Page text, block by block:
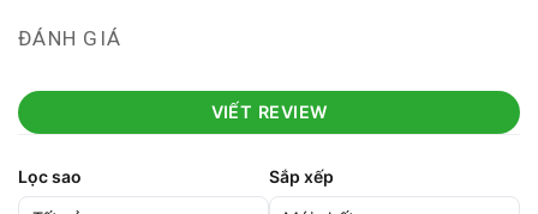
ĐÁNH GIÁ
VIẾT REVIEW
Lọc sao Sắp xếp